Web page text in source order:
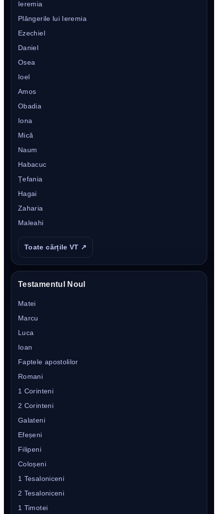
Ieremia
Plângerile lui Ieremia
Ezechiel
Daniel
Osea
Ioel
Amos
Obadia
Iona
Mică
Naum
Habacuc
Țefania
Hagai
Zaharia
Maleahi
Toate cărțile VT ↗
Testamentul Noul
Matei
Marcu
Luca
Ioan
Faptele apostolilor
Romani
1 Corinteni
2 Corinteni
Galateni
Efeșeni
Filipeni
Coloșeni
1 Tesaloniceni
2 Tesaloniceni
1 Timotei